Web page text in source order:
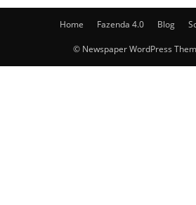
Home Fazenda 4.0 Blog
© Newspaper WordPress